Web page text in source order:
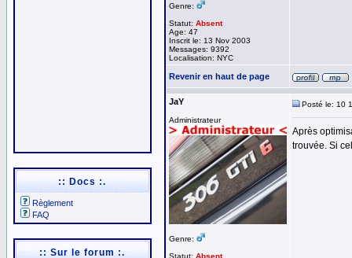
:: Docs :.
Règlement
FAQ
:: Sur le forum :.
Genre:
Statut: Absent
Age: 47
Inscrit le: 13 Nov 2003
Messages: 9392
Localisation: NYC
Revenir en haut de page
JaY
Administrateur
Genre:
Statut: Absent
Posté le: 10
Après
trouvée. Si